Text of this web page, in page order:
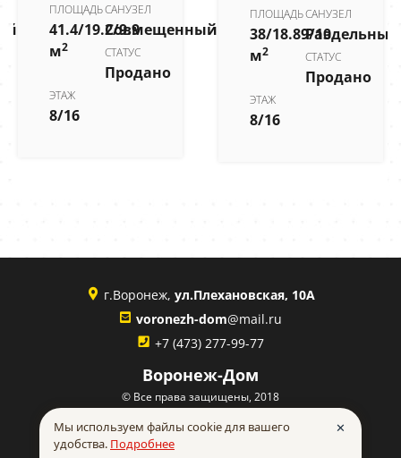
ПЛОЩАДЬ
41.4/19.2/9.9
м2
САНУЗЕЛ
Совмещенный
СТАТУС
Продано
ЭТАЖ
8/16
ПЛОЩАДЬ
38/18.89/10
м2
САНУЗЕЛ
Раздельный
СТАТУС
Продано
ЭТАЖ
8/16
г.Воронеж, ул.Плехановская, 10А
voronezh-dom@mail.ru
+7 (473) 277-99-77
Воронеж-Дом
© Все права защищены, 2018
Мы используем файлы cookie для вашего
удобства. Подробнее
✕